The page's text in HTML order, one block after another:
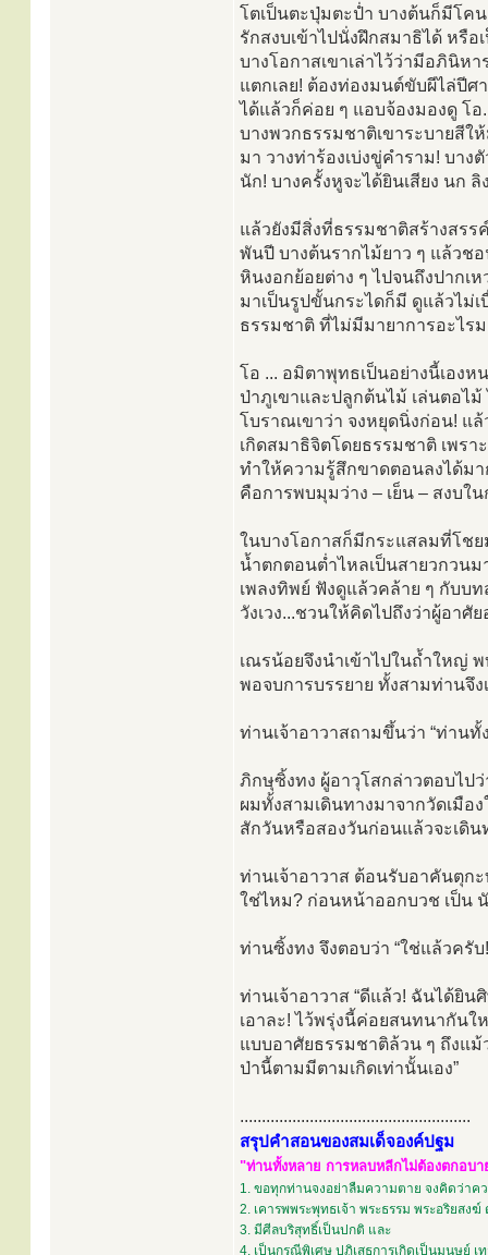
โตเป็นตะปุ่มตะป่ำ บางต้นก็มีโค
รักสงบเข้าไปนั่งฝึกสมาธิได้ หรื
บางโอกาสเขาเล่าไว้ว่ามีอภินิ
แตกเลย! ต้องท่องมนต์ขับผีไล่ปีศ
ได้แล้วก็ค่อย ๆ แอบจ้องมองดู โ
บางพวกธรรมชาติเขาระบายสีใ
มา วางท่าร้องเบ่งขู่คำราม! บาง
นัก! บางครั้งหูจะได้ยินเสียง นก
แล้วยังมีสิ่งที่ธรรมชาติสร้างสร
พันปี บางต้นรากไม้ยาว ๆ แล้วช
หินงอกย้อยต่าง ๆ ไปจนถึงปากเ
มาเป็นรูปขั้นกระไดก็มี ดูแล้วไม่
ธรรมชาติ ที่ไม่มีมายาการอะไร
โอ ... อมิตาพุทธเป็นอย่างนี้เอง
ป่าภูเขาและปลูกต้นไม้ เล่นตอไ
โบราณเขาว่า จงหยุดนิ่งก่อน! แ
เกิดสมาธิจิตโดยธรรมชาติ เพรา
ทำให้ความรู้สึกขาดตอนลงได้ม
คือการพบมุมว่าง – เย็น – สงบใ
ในบางโอกาสก็มีกระแสลมที่โช
น้ำตกตอนต่ำไหลเป็นสายวกวนม
เพลงทิพย์ ฟังดูแล้วคล้าย ๆ กับบท
วังเวง...ชวนให้คิดไปถึงว่าผู้อา
เณรน้อยจึงนำเข้าไปในถ้ำใหญ่
พอจบการบรรยาย ทั้งสามท่านจึ
ท่านเจ้าอาวาสถามขึ้นว่า “ท่าน
ภิกษุซิ้งทง ผู้อาวุโสกล่าวตอบไปว่
ผมทั้งสามเดินทางมาจากวัดเมือ
สักวันหรือสองวันก่อนแล้วจะเดิน
ท่านเจ้าอาวาส ต้อนรับอาคันตุก
ใช่ไหม? ก่อนหน้าออกบวช เป็น
ท่านซิ้งทง จึงตอบว่า “ใช่แล้วครับ
ท่านเจ้าอาวาส “ดีแล้ว! ฉันได้ยิ
เอาละ! ไว้พรุ่งนี้ค่อยสนทนากัน
แบบอาศัยธรรมชาติล้วน ๆ ถึงแ
ป่านี้ตามมีตามเกิดเท่านั้นเอง”
.....................................................
สรุปคำสอนของสมเด็จองค์ปฐม
"ท่านทั้งหลาย การหลบหลีกไม่ต้องตกอบ
1. ขอทุกท่านจงอย่าลืมความตาย จงคิดว่าค
2. เคารพพระพุทธเจ้า พระธรรม พระอริยสง
3. มีศีลบริสุทธิ์เป็นปกติ และ
4. เป็นกรณีพิเศษ ปฏิเสธการเกิดเป็นมนุษย์